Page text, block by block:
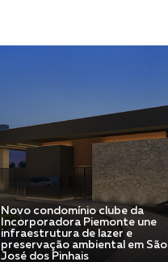
Novo condomínio clube da
Incorporadora Piemonte une
infraestrutura de lazer e
preservação ambiental em São
José dos Pinhais